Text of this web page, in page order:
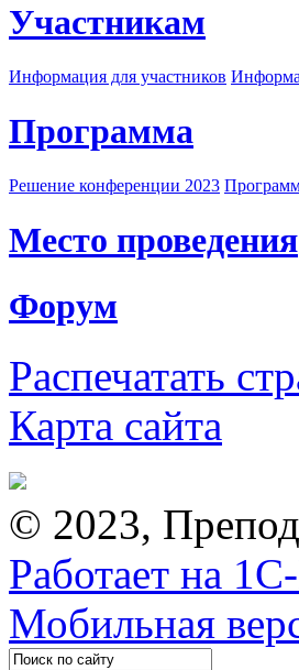
Участникам
Информация для участников
Программа
Решение конференции 2023
Место проведения
Форум
Распечатать
Карта сайта
© 2023,
Работает на
Мобильная